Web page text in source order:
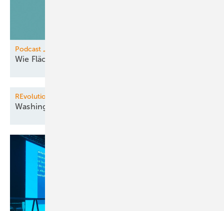
Podcast „Was jetzt passieren muss“
Wie Flächeneigentümer vom Pooling
REvolution, Maryland Offshore, New England, South Coast
Washington attackiert